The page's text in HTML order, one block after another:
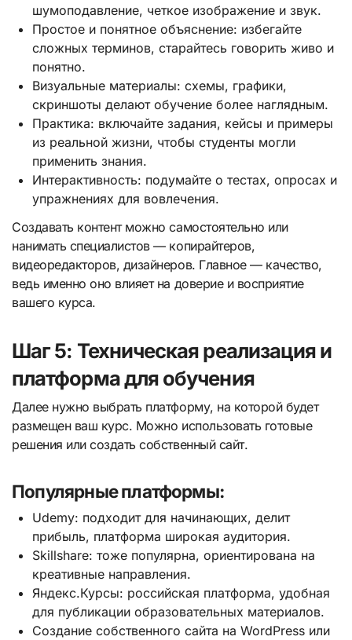
шумоподавление, четкое изображение и звук.
Простое и понятное объяснение: избегайте
сложных терминов, старайтесь говорить живо и
понятно.
Визуальные материалы: схемы, графики,
скриншоты делают обучение более наглядным.
Практика: включайте задания, кейсы и примеры
из реальной жизни, чтобы студенты могли
применить знания.
Интерактивность: подумайте о тестах, опросах и
упражнениях для вовлечения.
Создавать контент можно самостоятельно или
нанимать специалистов — копирайтеров,
видеоредакторов, дизайнеров. Главное — качество,
ведь именно оно влияет на доверие и восприятие
вашего курса.
Шаг 5: Техническая реализация и
платформа для обучения
Далее нужно выбрать платформу, на которой будет
размещен ваш курс. Можно использовать готовые
решения или создать собственный сайт.
Популярные платформы:
Udemy: подходит для начинающих, делит
прибыль, платформа широкая аудитория.
Skillshare: тоже популярна, ориентирована на
креативные направления.
Яндекс.Курсы: российская платформа, удобная
для публикации образовательных материалов.
Создание собственного сайта на WordPress или